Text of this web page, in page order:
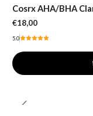
Cosrx AHA/BHA
€18,00
5.0